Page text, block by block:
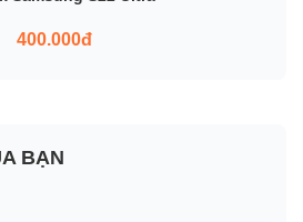
400.000đ
BẠN